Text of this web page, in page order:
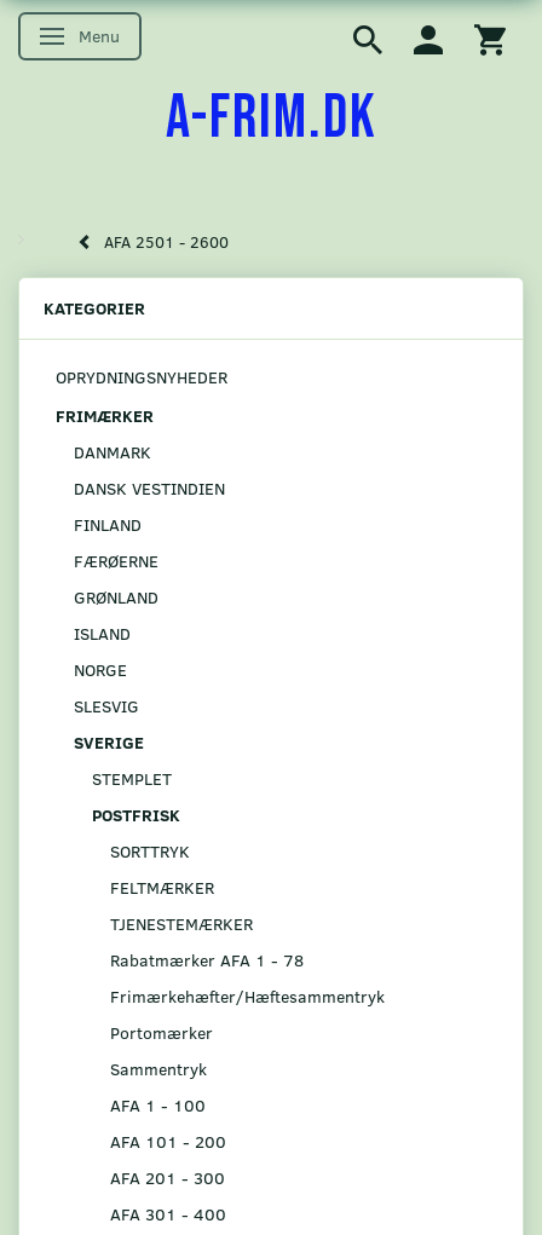
Skifte navigation
Menu
A-FRIM.DK
AFA 2501 - 2600
KATEGORIER
OPRYDNINGSNYHEDER
FRIMÆRKER
DANMARK
DANSK VESTINDIEN
FINLAND
FÆRØERNE
GRØNLAND
ISLAND
NORGE
SLESVIG
SVERIGE
STEMPLET
POSTFRISK
SORTTRYK
FELTMÆRKER
TJENESTEMÆRKER
Rabatmærker AFA 1 - 78
Frimærkehæfter/Hæftesammentryk
Portomærker
Sammentryk
AFA 1 - 100
AFA 101 - 200
AFA 201 - 300
AFA 301 - 400